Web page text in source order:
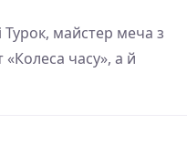
Турок, майстер меча з
«Колеса часу», а й